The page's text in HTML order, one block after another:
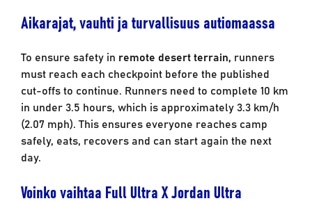
Aikarajat, vauhti ja turvallisuus autiomaassa
To ensure safety in remote desert terrain, runners
must reach each checkpoint before the published
cut-offs to continue. Runners need to complete 10 km
in under 3.5 hours, which is approximately 3.3 km/h
(2.07 mph). This ensures everyone reaches camp
safely, eats, recovers and can start again the next
day.
Voinko vaihtaa Full Ultra X Jordan Ultra